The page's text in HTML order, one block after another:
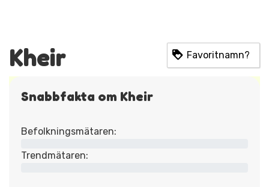
Kheir Favoritnamn?
Snabbfakta om Kheir
Befolkningsmätaren:
Trendmätaren: